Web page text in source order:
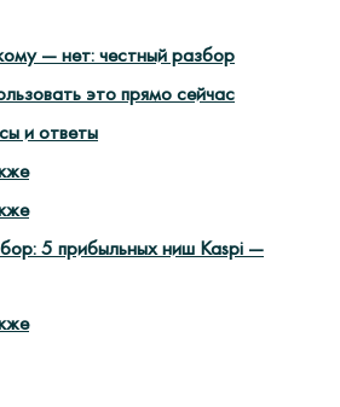
— нет: честный разбор
это прямо сейчас
и ответы
5 прибыльных ниш Kaspi —